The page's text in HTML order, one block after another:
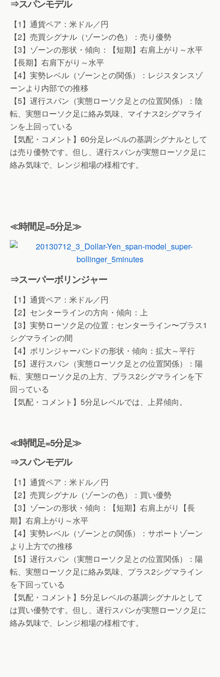
⇒スパンモデル
【1】通貨ペア：米ドル／円
【2】売買シグナル（ゾーンの色）：売り優勢
【3】ゾーンの形状・傾向：【短期】右肩上がり～水平
【長期】右肩下がり～水平
【4】実勢レベル（ゾーンとの関係）：レジスタンスゾ
ーンより内部での推移
【5】遅行スパン（実態ローソク足との位置関係）：陰
転、実態ローソク足に絡み気味、マイナス2シグマライ
ンを上回っている
【気配・コメント】60分足レベルの基調シグナルとして
は売り優勢です。但し、遅行スパンが実態ローソク足に
絡み気味で、レンジ相場の様相です。
≪時間足=5分足≫
⇒スーパーボリンジャー
【1】通貨ペア：米ドル／円
【2】センターラインの方向・傾向：上
【3】実勢ローソク足の位置：センターライン〜プラス1
シグマラインの間
【4】ボリンジャーバンドの形状・傾向：拡大～平行
【5】遅行スパン（実態ローソク足との位置関係）：陽
転、実態ローソク足の上方、プラス2シグマラインを下
回っている
【気配・コメント】5分足レベルでは、上昇傾向。
≪時間足=5分足≫
⇒スパンモデル
【1】通貨ペア：米ドル／円
【2】売買シグナル（ゾーンの色）：買い優勢
【3】ゾーンの形状・傾向：【短期】右肩上がり【長
期】右肩上がり～水平
【4】実勢レベル（ゾーンとの関係）：サポートゾーン
より上方での推移
【5】遅行スパン（実態ローソク足との位置関係）：陽
転、実態ローソク足に絡み気味、プラス2シグマライン
を下回っている
【気配・コメント】5分足レベルの基調シグナルとして
は買い優勢です。但し、遅行スパンが実態ローソク足に
絡み気味で、レンジ相場の様相です。